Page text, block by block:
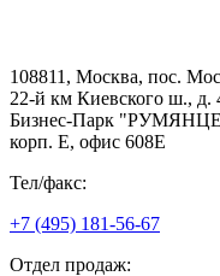
108811, Москва, пос.
22-й км Киевского ш., д.
Бизнес-Парк
корп. Е, офис 608E
Тел/факс:
+7 (495) 181-56-67
Отдел продаж: